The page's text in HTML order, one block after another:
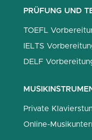
PRÜFUNG UND
TOEFL
IELTS
DELF
Private
Online-